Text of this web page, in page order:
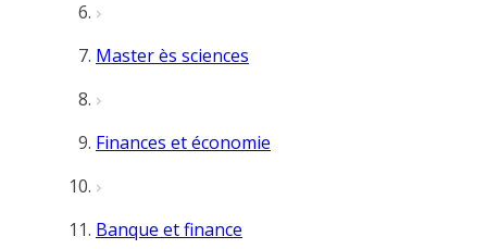
Master ès sciences
Finances et économie
Banque et finance